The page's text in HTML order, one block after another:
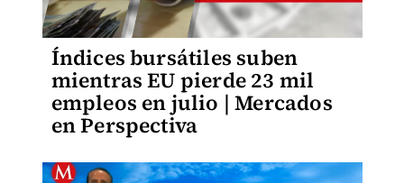
Índices bursátiles suben
mientras EU pierde 23 mil
empleos en julio | Mercados
en Perspectiva